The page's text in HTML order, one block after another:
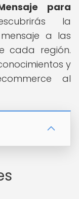
para
la
a las
cada región.
y
al